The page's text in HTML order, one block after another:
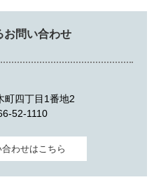
お問い合わせ
町四丁目1番地2
52-1110
わせはこちら